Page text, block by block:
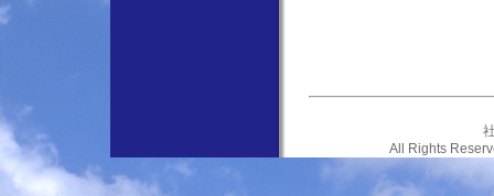
All Rights